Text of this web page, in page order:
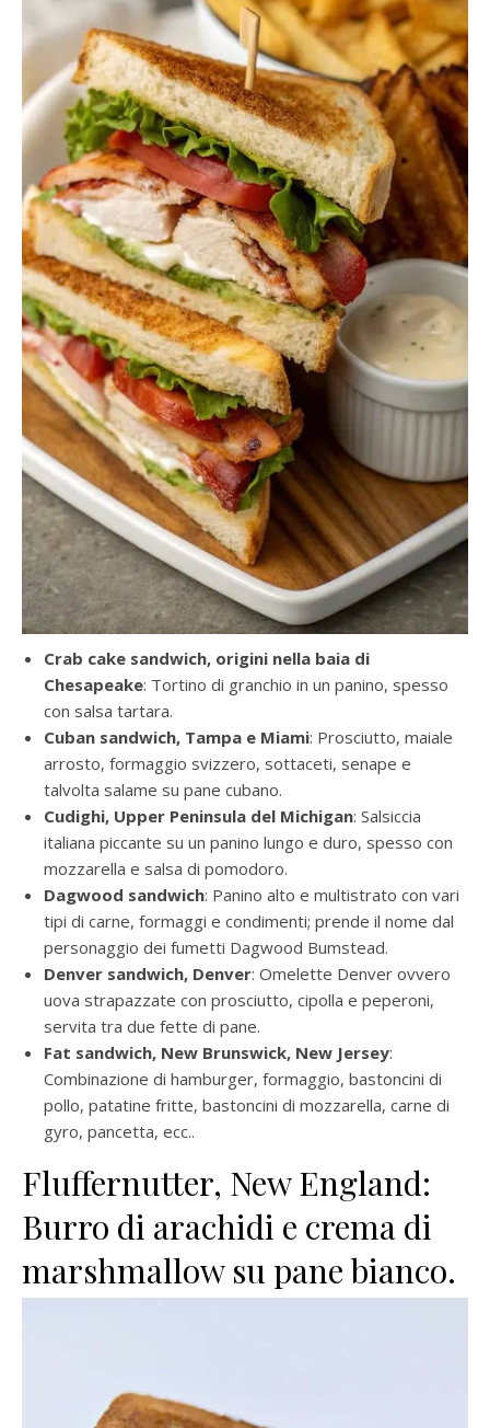
Crab cake sandwich, origini nella baia di
Chesapeake: Tortino di granchio in un panino, spesso
con salsa tartara.
Cuban sandwich, Tampa e Miami: Prosciutto, maiale
arrosto, formaggio svizzero, sottaceti, senape e
talvolta salame su pane cubano.
Cudighi, Upper Peninsula del Michigan: Salsiccia
italiana piccante su un panino lungo e duro, spesso con
mozzarella e salsa di pomodoro.
Dagwood sandwich: Panino alto e multistrato con vari
tipi di carne, formaggi e condimenti; prende il nome dal
personaggio dei fumetti Dagwood Bumstead.
Denver sandwich, Denver: Omelette Denver ovvero
uova strapazzate con prosciutto, cipolla e peperoni,
servita tra due fette di pane.
Fat sandwich, New Brunswick, New Jersey:
Combinazione di hamburger, formaggio, bastoncini di
pollo, patatine fritte, bastoncini di mozzarella, carne di
gyro, pancetta, ecc..
Fluffernutter, New England:
Burro di arachidi e crema di
marshmallow su pane bianco.